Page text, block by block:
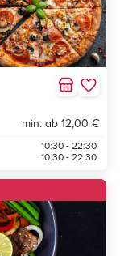
min. ab 12,00 €
10:30 - 22:30
10:30 - 22:30